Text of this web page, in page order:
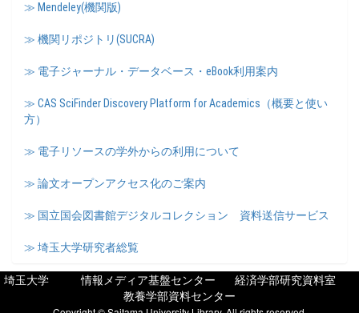
≫ Mendeley(機関版)
≫ 機関リポジトリ(SUCRA)
≫ 電子ジャーナル・データベース・eBook利用案内
≫ CAS SciFinder Discovery Platform for Academics（概要と使い
方）
≫ 電子リソースの学外からの利用について
≫ 論文オープンアクセス化のご案内
≫ 国立国会図書館デジタルコレクション 資料送信サービス
≫ 埼玉大学研究者総覧
埼玉大学 情報メディア基盤センター
経済学部研究資料室
教養学部資料センター